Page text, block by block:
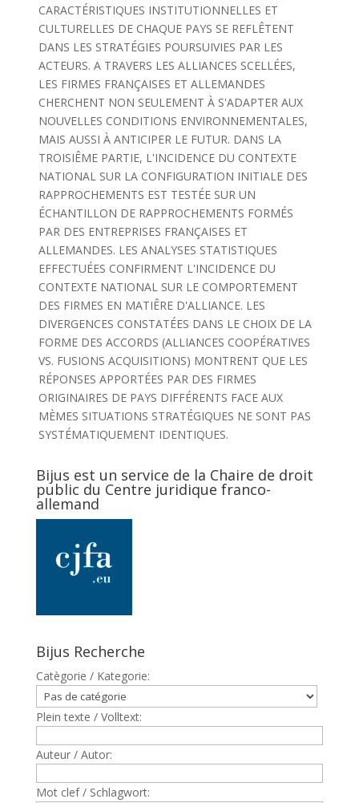
CARACTÉRISTIQUES INSTITUTIONNELLES ET
CULTURELLES DE CHAQUE PAYS SE REFLÊTENT
DANS LES STRATÉGIES POURSUIVIES PAR LES
ACTEURS. A TRAVERS LES ALLIANCES SCELLÉES,
LES FIRMES FRANÇAISES ET ALLEMANDES
CHERCHENT NON SEULEMENT À S'ADAPTER AUX
NOUVELLES CONDITIONS ENVIRONNEMENTALES,
MAIS AUSSI À ANTICIPER LE FUTUR. DANS LA
TROISIÊME PARTIE, L'INCIDENCE DU CONTEXTE
NATIONAL SUR LA CONFIGURATION INITIALE DES
RAPPROCHEMENTS EST TESTÉE SUR UN
ÉCHANTILLON DE RAPPROCHEMENTS FORMÉS
PAR DES ENTREPRISES FRANÇAISES ET
ALLEMANDES. LES ANALYSES STATISTIQUES
EFFECTUÉES CONFIRMENT L'INCIDENCE DU
CONTEXTE NATIONAL SUR LE COMPORTEMENT
DES FIRMES EN MATIÊRE D'ALLIANCE. LES
DIVERGENCES CONSTATÉES DANS LE CHOIX DE LA
FORME DES ACCORDS (ALLIANCES COOPÉRATIVES
VS. FUSIONS ACQUISITIONS) MONTRENT QUE LES
RÉPONSES APPORTÉES PAR DES FIRMES
ORIGINAIRES DE PAYS DIFFÉRENTS FACE AUX
MÈMES SITUATIONS STRATÉGIQUES NE SONT PAS
SYSTÉMATIQUEMENT IDENTIQUES.
Bijus est un service de la Chaire de droit
public du Centre juridique franco-
allemand
Bijus Recherche
Catègorie / Kategorie:
Plein texte / Volltext:
Auteur / Autor:
Mot clef / Schlagwort: